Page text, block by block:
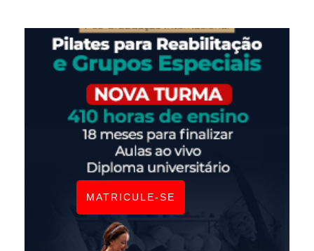
MATRICULE-SE